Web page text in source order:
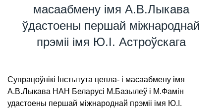
масаабмену імя А.В.Лыкава
ўдастоены першай міжнароднай
прэміі імя Ю.І. Астроўскага
Супрацоўнікі Інстытута цепла- і масаабмену імя
А.В.Лыкава НАН Беларусі М.Базылеў і М.Фамін
удастоены першай міжнароднай прэміі імя Ю.І.